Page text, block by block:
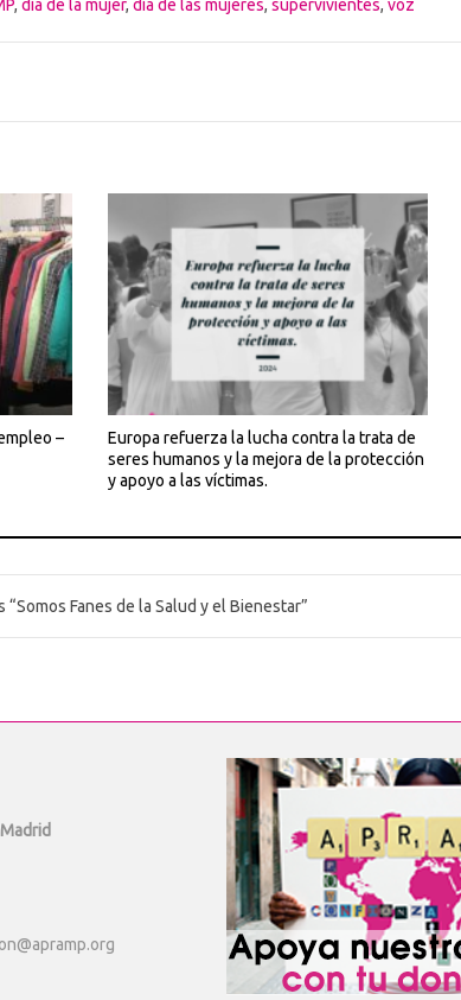
, día de la mujer, día de las mujeres, supervivientes, voz
–
Europa refuerza la lucha contra la trata de
seres humanos y la mejora de la protección
y apoyo a las víctimas.
Fanes de la Salud y el Bienestar”